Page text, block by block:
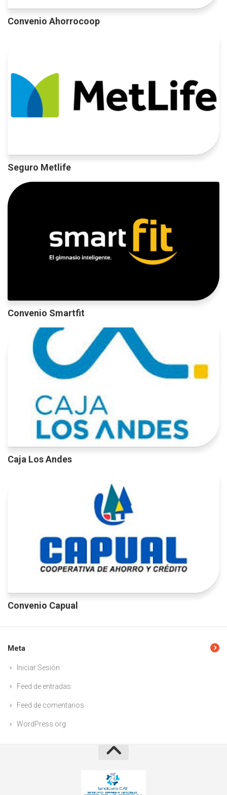
Convenio Ahorrocoop
Seguro Metlife
Convenio Smartfit
Caja Los Andes
Convenio Capual
Meta
Iniciar Sesión
Feed de entradas
Feed de comentarios
WordPress.org